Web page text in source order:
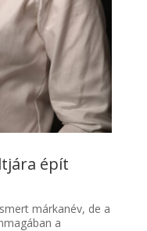
épít
márkanév, de a
a